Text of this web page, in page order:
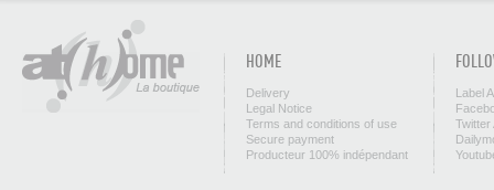
HOME
Delivery
Legal Notice
Terms and conditions of use
Secure payment
Producteur 100% indépendant
Label
Twitter